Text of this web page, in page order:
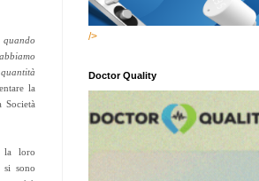
quando
la
Società
la loro
si sono
/>
Doctor Quality